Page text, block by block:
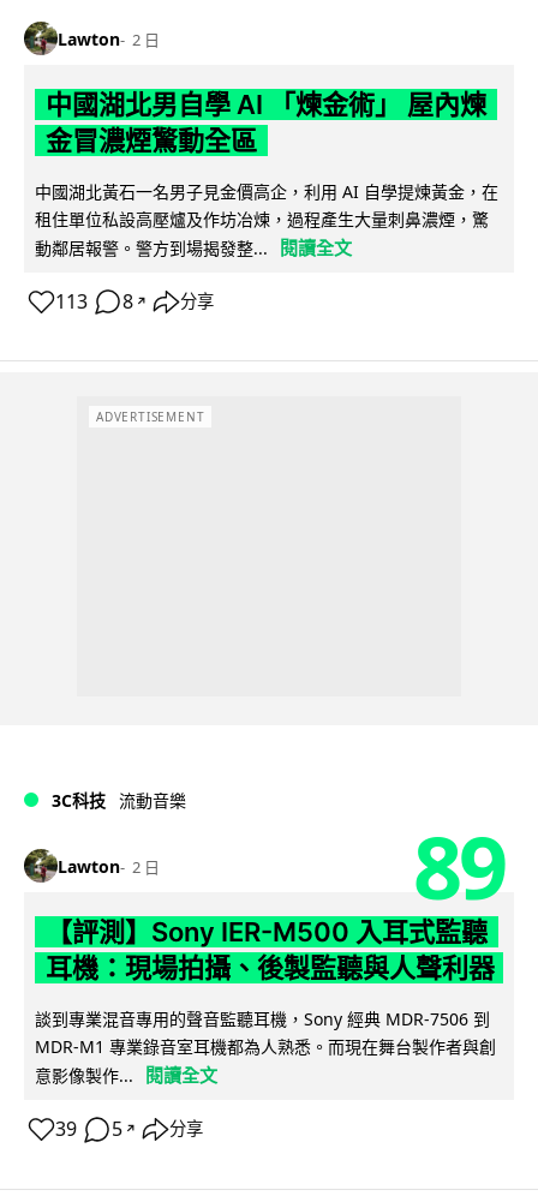
Lawton 2 日
中國湖北男自學 AI 「煉金術」 屋內煉
金冒濃煙驚動全區
中國湖北黃石一名男子見金價高企，利用 AI 自學提煉黃金，在
租住單位私設高壓爐及作坊冶煉，過程產生大量刺鼻濃煙，驚
動鄰居報警。警方到場揭發整...
閱讀全文
113 8 ↗ 分享
ADVERTISEMENT
3C科技 流動音樂
Lawton 2 日 89
【評測】Sony IER-M500 入耳式監聽
耳機：現場拍攝、後製監聽與人聲利器
談到專業混音專用的聲音監聽耳機，Sony 經典 MDR-7506 到
MDR-M1 專業錄音室耳機都為人熟悉。而現在舞台製作者與創
意影像製作...
閱讀全文
39 5 ↗ 分享